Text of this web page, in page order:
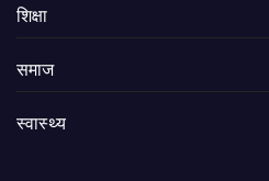
शिक्षा
समाज
स्वास्थ्य